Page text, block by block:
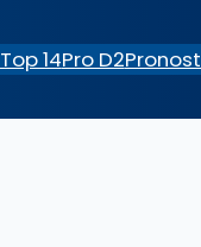
Top 14Pro D2